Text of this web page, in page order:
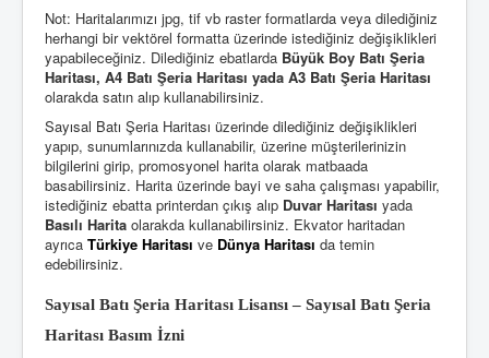
Not: Haritalarımızı jpg, tif vb raster formatlarda veya dilediğiniz
herhangi bir vektörel formatta üzerinde istediğiniz değişiklikleri
yapabileceğiniz. Dilediğiniz ebatlarda Büyük Boy Batı Şeria
Haritası, A4 Batı Şeria Haritası yada A3 Batı Şeria Haritası
olarakda satın alıp kullanabilirsiniz.
Sayısal Batı Şeria Haritası üzerinde dilediğiniz değişiklikleri
yapıp, sunumlarınızda kullanabilir, üzerine müşterilerinizin
bilgilerini girip, promosyonel harita olarak matbaada
basabilirsiniz. Harita üzerinde bayi ve saha çalışması yapabilir,
istediğiniz ebatta printerdan çıkış alıp Duvar Haritası yada
Basılı Harita olarakda kullanabilirsiniz. Ekvator haritadan
ayrıca Türkiye Haritası ve Dünya Haritası da temin
edebilirsiniz.
Sayısal Batı Şeria Haritası Lisansı – Sayısal Batı Şeria
Haritası Basım İzni